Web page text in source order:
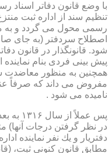
تنظیم سند از اداره ثبت
رسمی محول می گردد و به
اصطلاح سردفتر (به جای
پیش بینی فردی بنام
همچنین به منظور معاضدت
مفروض می داند كه صرفاً
نامیده می شود .
پس
در نظر گرفتن درجات آنها)
دفتریار و یك نفر نماینده
مطابق قانون كنونی ثبت،